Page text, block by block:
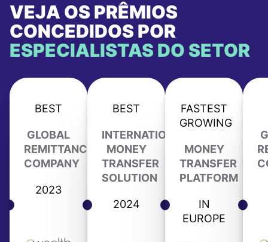
VEJA OS PRÊMIOS
CONCEDIDOS POR
ESPECIALISTAS DO SETOR
BEST
GLOBAL
REMITTANCE
COMPANY
2023
BEST
INTERNATIONAL
MONEY
TRANSFER
SOLUTION
2024
FASTEST
GROWING
MONEY
TRANSFER
PLATFORM
IN
EUROPE